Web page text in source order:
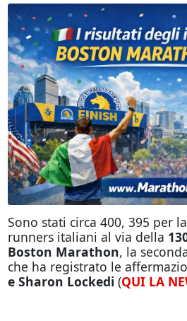
Sono stati circa 400, 395 per
runners italiani al via della
Boston Marathon, la
che ha registrato le
e Sharon Lockedi (QUI LA